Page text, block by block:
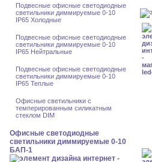
Подвесные офисные светодиодные
светильники диммируемые 0-10
IP65 Холодные
Подвесные офисные светодиодные
светильники диммируемые 0-10
IP65 Нейтральные
Подвесные офисные светодиодные
светильники диммируемые 0-10
IP65 Теплые
Офисные светильники с
темперированным силикатным
стеклом DIM
Офисные светодиодные
светильники диммируемые 0-10
БАП-1